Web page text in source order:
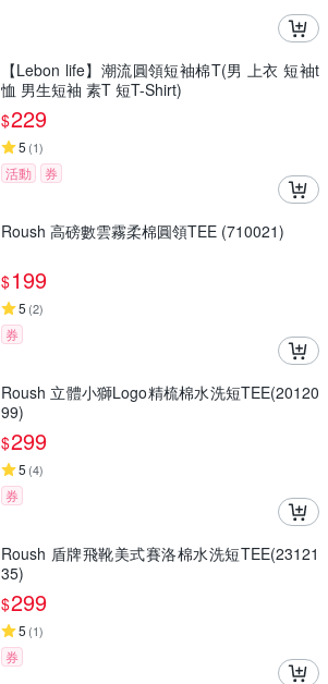
【Lebon life】潮流圓領短袖棉T(男 上衣 短袖t
恤 男生短袖 素T 短T-Shirt)
$229
5 (1)
活動 券
Roush 高磅數雲霧柔棉圓領TEE (710021)
$199
5 (2)
券
Roush 立體小獅Logo精梳棉水洗短TEE(20120
99)
$299
5 (4)
券
Roush 盾牌飛靴美式賽洛棉水洗短TEE(23121
35)
$299
5 (1)
券